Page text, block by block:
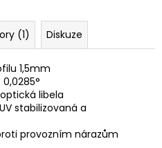
(1) Diskuze
1,5mm
libela
stabilizovaná a
provozním nárazům